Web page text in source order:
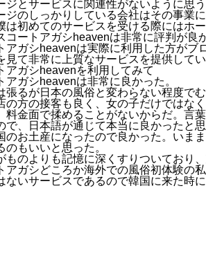
ジとサービスに関連性がないように思
ジのしっかりしている会社はその事業
は初めてのサービスを受ける際にはホ
コートアガシheavenは非常に評判が良
アガシheavenは実際に利用した方がブ
見て非常に上質なサービスを提供して
アガシheavenを利用してみて
アガシheavenは非常に良かった。
張るが日本の風俗と変わらない程度で
の方の接客も良く、女の子だけではな
料金面で揉めることがないからだ。言
で、日本語が通じて本当に良かったと思
のお土産になったので良かった。いま
のもいいと思った。
ものよりも記憶に深くすりついており
アガシどころか海外での風俗初体験の
ないサービスであるので韓国に来た時